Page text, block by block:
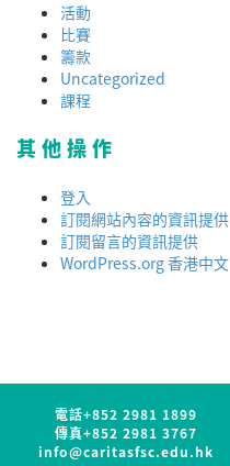
活動
比賽
籌款
Uncategorized
課程
其他操作
登入
訂閱網站內容的資訊提供
訂閱留言的資訊提供
WordPress.org 香港中文
電話+852 2981 1899
傳真+852 2981 3767
info@caritasfsc.edu.hk